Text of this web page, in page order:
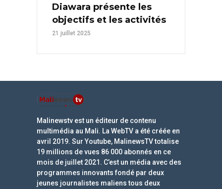
Diawara présente les
objectifs et les activités
21 juillet 2025
Malinewstv est un éditeur de contenu
multimédia au Mali. La WebTV a été créée en
avril 2019. Sur Youtube, MalinewsTV totalise
19 millions de vues 86 000 abonnés en ce
mois de juillet 2021. C’est un média avec des
programmes innovants fondé par deux
jeunes journalistes maliens tous deux